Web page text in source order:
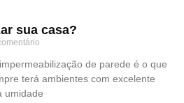
sua casa?
de parede é o que
terá ambientes com excelente
umidade